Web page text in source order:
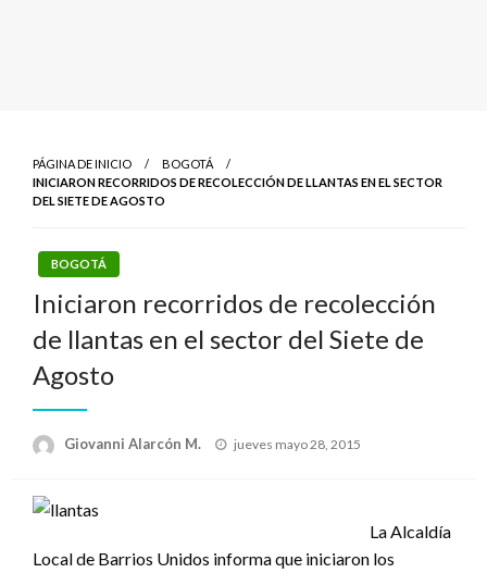
PÁGINA DE INICIO
BOGOTÁ
INICIARON RECORRIDOS DE RECOLECCIÓN DE LLANTAS EN EL SECTOR
DEL SIETE DE AGOSTO
BOGOTÁ
Iniciaron recorridos de recolección
de llantas en el sector del Siete de
Agosto
Giovanni Alarcón M.
Publicado
jueves mayo 28, 2015
La Alcaldía
Local de Barrios Unidos informa que iniciaron los